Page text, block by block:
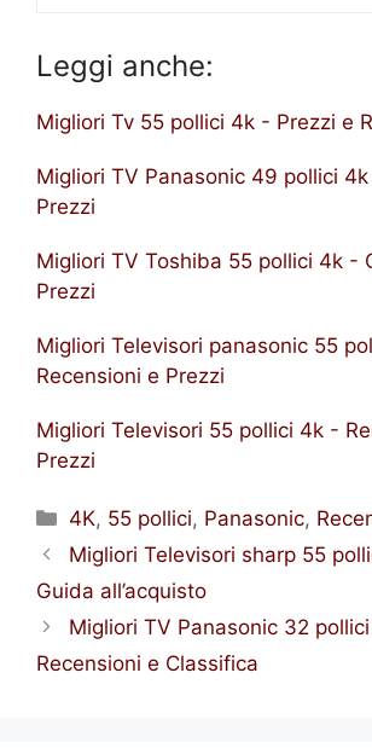
Leggi anche:
Migliori Tv 55 pollici 4k - Prezzi e
Migliori TV Panasonic 49 pollici
Prezzi
Migliori TV Toshiba 55 pollici 4k -
Prezzi
Migliori Televisori panasonic 55
Recensioni e Prezzi
Migliori Televisori 55 pollici 4k -
Prezzi
Categorie
4K, 55 pollici, Panasonic,
Migliori Televisori sharp 55
Guida all’acquisto
Migliori TV Panasonic 32
Recensioni e Classifica